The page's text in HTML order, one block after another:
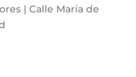
| Calle María de